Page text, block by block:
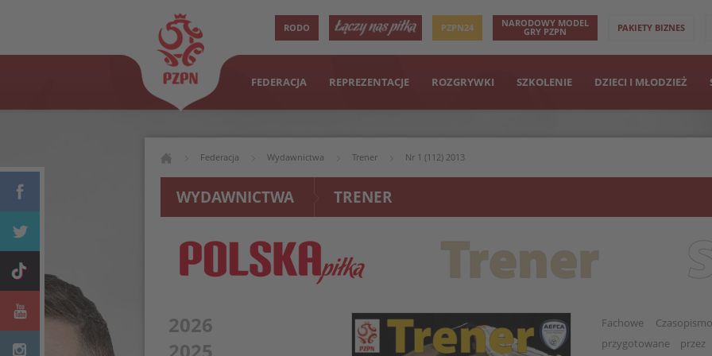
RODO PZPN24 NARODOWY MODEL
GRY PZPN PAKIETY BIZNES
FEDERACJA REPREZENTACJE ROZGRYWKI SZKOLENIE DZIECI I MŁODZIEŻ
Federacja Wydawnictwa Trener Nr 1 (112) 2013
WYDAWNICTWA TRENER
2026
Fachowe
przygotowane przez